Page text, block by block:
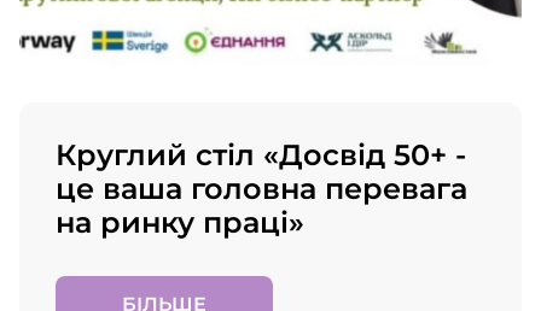
Круглий стіл «Досвід 50+ -
це ваша головна перевага
на ринку праці»
БІЛЬШЕ